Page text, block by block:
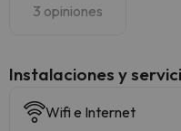
3 opiniones
Instalaciones y
Wifi e Internet